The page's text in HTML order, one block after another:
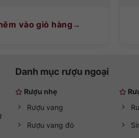
vào giỏ hàng
Danh mục rượu ngoại
Rượu nhẹ
Rượu vang
Rượu vang đỏ